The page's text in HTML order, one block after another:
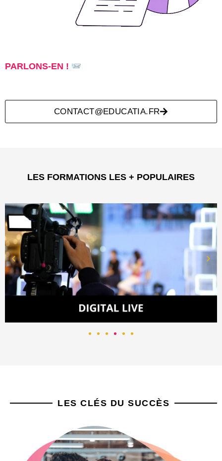
PARLONS-EN !
CONTACT@EDUCATIA.FR
LES FORMATIONS LES + POPULAIRES
LES CLÉS DU SUCCÈS